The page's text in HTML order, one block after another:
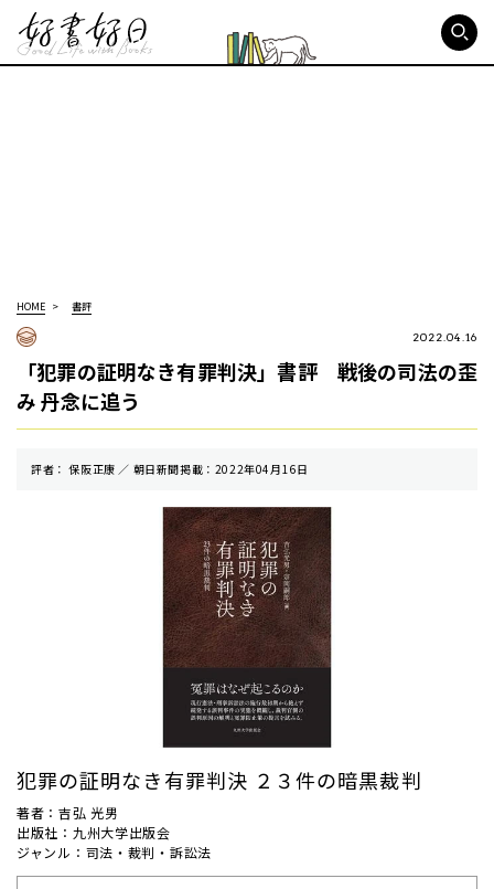
HOME 書評
2022.04.16
「犯罪の証明なき有罪判決」書評 戦後の司法の歪
み 丹念に追う
評者： 保阪正康 ／ 朝⽇新聞掲載：2022年04月16日
犯罪の証明なき有罪判決 ２３件の暗黒裁判
著者：吉弘 光男
出版社：九州大学出版会
ジャンル：司法・裁判・訴訟法